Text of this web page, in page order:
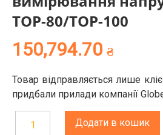
ТОР-80/ТОР-100
150,794.70 ₴
Товар відправляється лише
придбали прилади компанії
Комірка
Додати в кошик